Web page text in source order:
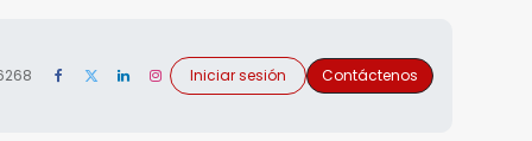
Iniciar sesión Contáctenos